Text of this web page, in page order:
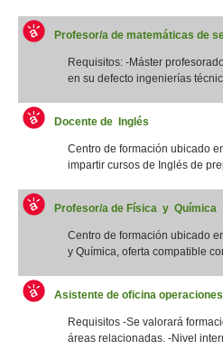
Profesor/a de matemáticas de
Requisitos: -Máster
en su defecto ingenierías
Docente de Inglés
Centro de formación ubicado
impartir cursos de Inglés de
Profesor/a de Física y Química
Centro de formación ubicado
y Química, oferta compatible
Asistente de oficina
Requisitos -Se valorará
áreas relacionadas. -Nivel